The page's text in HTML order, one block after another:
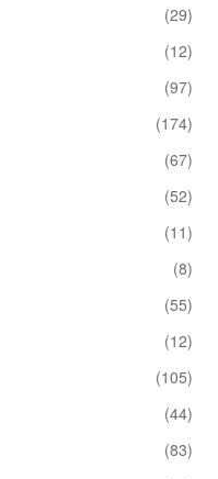
(29)
(12)
(97)
(174)
(67)
(52)
(11)
(8)
(55)
(12)
(105)
(44)
(83)